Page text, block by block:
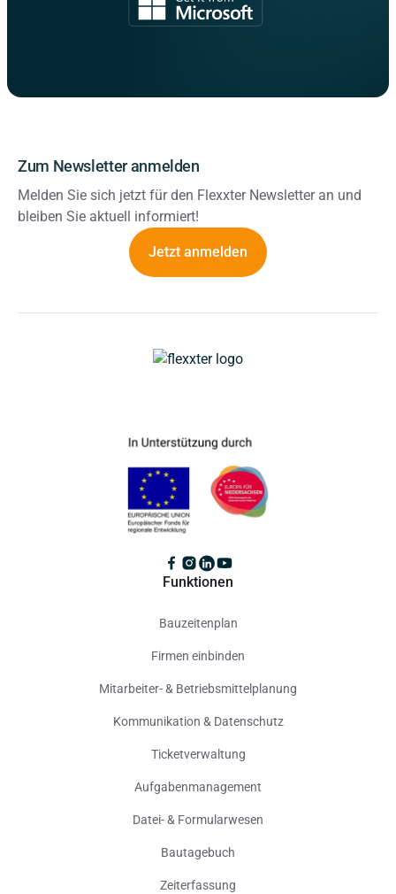
Zum Newsletter anmelden
Melden Sie sich jetzt für den Flexxter Newsletter an und
bleiben Sie aktuell informiert!
Jetzt anmelden
Funktionen
Bauzeitenplan
Firmen einbinden
Mitarbeiter- & Betriebsmittelplanung
Kommunikation & Datenschutz
Ticketverwaltung
Aufgabenmanagement
Datei- & Formularwesen
Bautagebuch
Zeiterfassung